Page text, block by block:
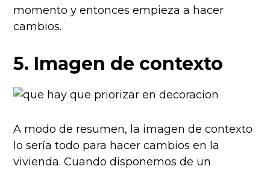
momento y entonces empieza a hacer
cambios.
5. Imagen de contexto
A modo de resumen, la imagen de contexto
lo sería todo para hacer cambios en la
vivienda. Cuando disponemos de un